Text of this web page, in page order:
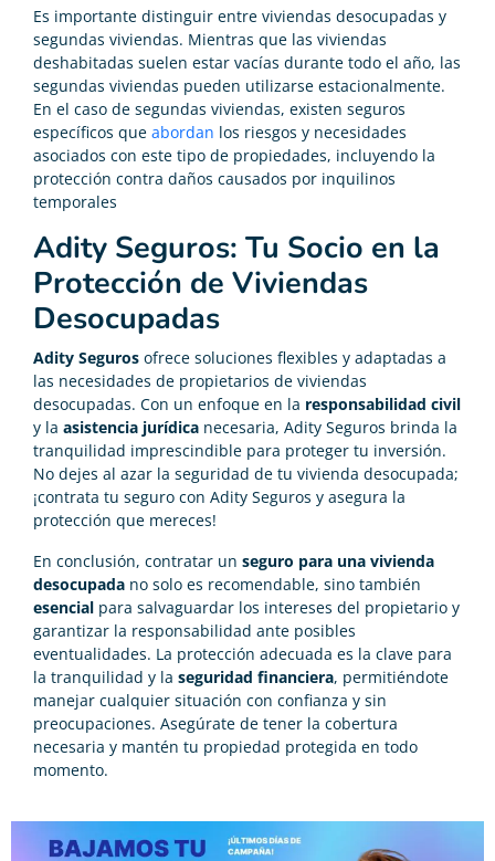
Es importante distinguir entre viviendas desocupadas y
segundas viviendas. Mientras que las viviendas
deshabitadas suelen estar vacías durante todo el año, las
segundas viviendas pueden utilizarse estacionalmente.
En el caso de segundas viviendas, existen seguros
específicos que abordan los riesgos y necesidades
asociados con este tipo de propiedades, incluyendo la
protección contra daños causados por inquilinos
temporales
Adity Seguros: Tu Socio en la
Protección de Viviendas
Desocupadas
Adity Seguros ofrece soluciones flexibles y adaptadas a
las necesidades de propietarios de viviendas
desocupadas. Con un enfoque en la responsabilidad civil
y la asistencia jurídica necesaria, Adity Seguros brinda la
tranquilidad imprescindible para proteger tu inversión.
No dejes al azar la seguridad de tu vivienda desocupada;
¡contrata tu seguro con Adity Seguros y asegura la
protección que mereces!
En conclusión, contratar un seguro para una vivienda
desocupada no solo es recomendable, sino también
esencial para salvaguardar los intereses del propietario y
garantizar la responsabilidad ante posibles
eventualidades. La protección adecuada es la clave para
la tranquilidad y la seguridad financiera, permitiéndote
manejar cualquier situación con confianza y sin
preocupaciones. Asegúrate de tener la cobertura
necesaria y mantén tu propiedad protegida en todo
momento.